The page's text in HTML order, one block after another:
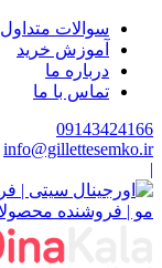
سوالات متداول
آموزش خرید
درباره ما
تماس با ما
09143424166
info@gillettesemko.ir
|